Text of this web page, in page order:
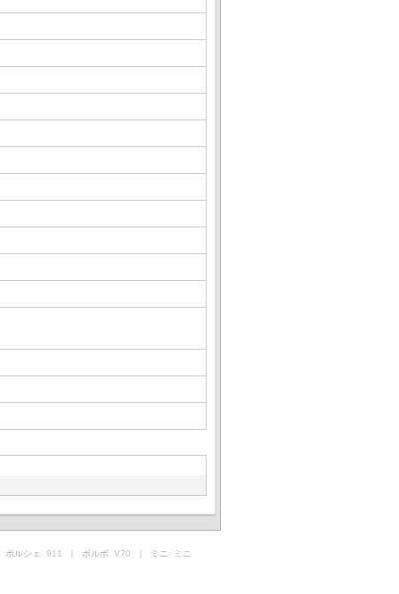
ルシェ 911 ｜ ボルボ V70 ｜ ミニ ミニ